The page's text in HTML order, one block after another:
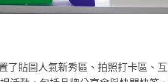
了貼圖人氣新秀區、拍照打卡區、